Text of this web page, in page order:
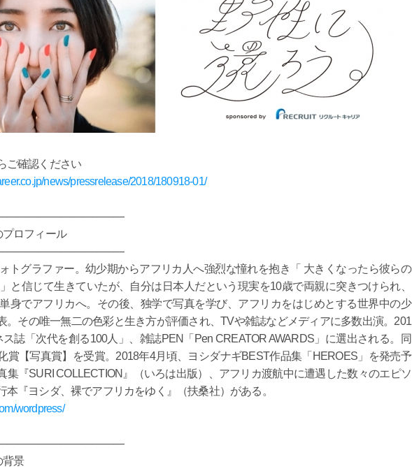
ご確認ください
news/pressrelease/2018/180918-01/
ロフィール
トグラファー。幼少期からアフリカ人へ強烈な憧れを抱き「 大きくなったら彼らの
と信じて生きていたが、自分は日本人だという現実を10歳で両親に突きつけられ、
身でアフリカへ。その後、独学で写真を学び、アフリカをはじめとする世界中の少
。その唯一無二の色彩と生き方が評価され、TVや雑誌などメディアに多数出演。201
誌「次代を創る100人」、雑誌PEN「Pen CREATOR AWARDS」に選出される。同
賞【写真賞】を受賞。2018年4月頃、ヨシダナギBEST作品集「HEROES」を発売予
集『SURI COLLECTION』（いろは出版）、アフリカ渡航中に遭遇した数々のエピソ
本『ヨシダ、裸でアフリカをゆく』（扶桑社）がある。
wordpress/
背景